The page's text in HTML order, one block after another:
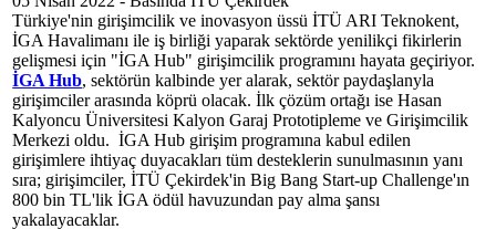
Türkiye'nin girişimcilik ve inovasyon üssü İTÜ ARI Teknokent,
İGA Havalimanı ile iş birliği yaparak sektörde yenilikçi fikirlerin
gelişmesi için "İGA Hub" girişimcilik programını hayata geçiriyor.
İGA Hub, sektörün kalbinde yer alarak, sektör paydaşlanyla
girişimciler arasında köprü olacak. İlk çözüm ortağı ise Hasan
Kalyoncu Üniversitesi Kalyon Garaj Prototipleme ve Girişimcilik
Merkezi oldu. İGA Hub girişim programına kabul edilen
girişimlere ihtiyaç duyacakları tüm desteklerin sunulmasının yanı
sıra; girişimciler, İTÜ Çekirdek'in Big Bang Start-up Challenge'ın
800 bin TL'lik İGA ödül havuzundan pay alma şansı
yakalayacaklar.